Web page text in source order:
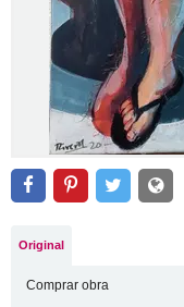
Original
Comprar obra